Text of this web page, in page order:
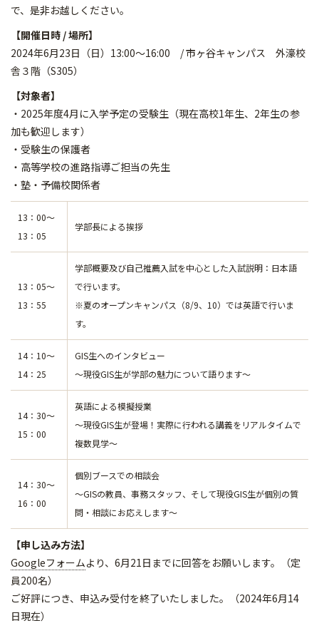
で、是非お越しください。
【開催日時 / 場所】
2024年6月23日（日）13:00～16:00 / 市ヶ谷キャンパス 外濠校
舎３階（S305）
【対象者】
・2025年度4月に入学予定の受験生（現在高校1年生、2年生の参
加も歓迎します）
・受験生の保護者
・高等学校の進路指導ご担当の先生
・塾・予備校関係者
13：00～
13：05
学部長による挨拶
13：05～
13：55
学部概要及び自己推薦入試を中心とした入試説明：日本語
で行います。
※夏のオープンキャンパス（8/9、10）では英語で行いま
す。
14：10～
14：25
GIS生へのインタビュー
〜現役GIS生が学部の魅力について語ります〜
14：30～
15：00
英語による模擬授業
〜現役GIS生が登場！実際に行われる講義をリアルタイムで
複数見学〜
14：30～
16：00
個別ブースでの相談会
〜GISの教員、事務スタッフ、そして現役GIS生が個別の質
問・相談にお応えします〜
【申し込み方法】
Googleフォームより、6月21日までに回答をお願いします。（定
員200名）
ご好評につき、申込み受付を終了いたしました。（2024年6月14
日現在）